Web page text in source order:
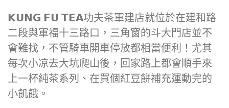
𝗞𝗨𝗡𝗚 𝗙𝗨 𝗧𝗘𝗔功夫茶軍建店就位於在建和路
二段與軍福十三路口，三角窗的斗大門店並不
會難找，不管騎車開車停放都相當便利！尤其
每次小凉去大坑爬山後，回家路上都會順手來
上一杯純茶系列、在買個紅豆餅補充運動完的
小飢餓。